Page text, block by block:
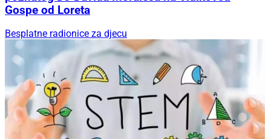
Gospe od Loreta
Besplatne radionice za djecu